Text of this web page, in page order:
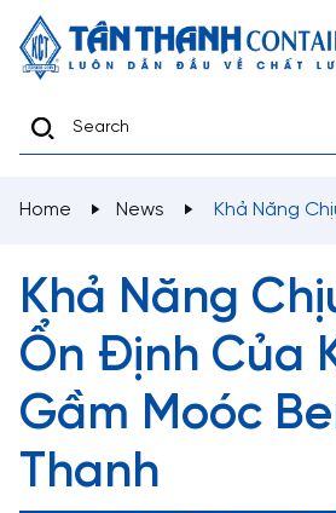
Home News
Khả Năng
Ổn Định Của
Gầm Moóc
Thanh